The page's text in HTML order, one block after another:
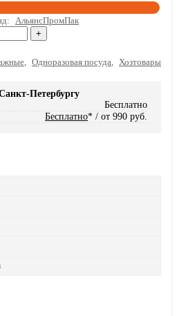
АльянсПромПак
+
Одноразовая посуда Хозтовары
Петербургу
Бесплатно
Бесплатно* / от 990 руб.